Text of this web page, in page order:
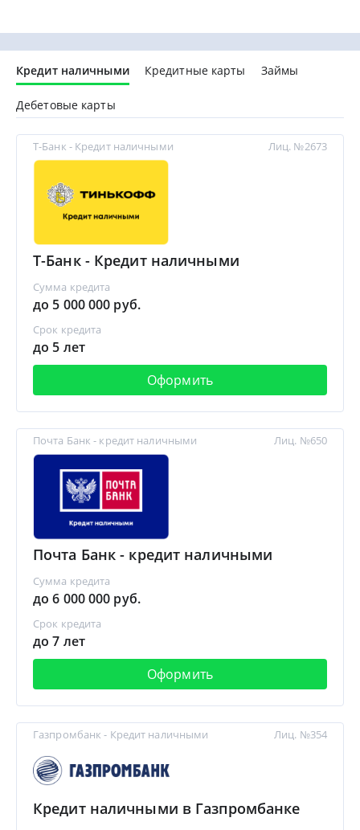
Кредит наличными Кредитные карты Займы
Дебетовые карты
Т-Банк - Кредит наличными
Т-Банк - Кредит наличными
Сумма кредита
до 5 000 000 руб.
Срок кредита
до 5 лет
Оформить
Лиц. №2673
Почта Банк - кредит наличными
Почта Банк - кредит наличными
Сумма кредита
до 6 000 000 руб.
Срок кредита
до 7 лет
Оформить
Лиц. №650
Газпромбанк - Кредит наличными
Кредит наличными в Газпромбанке
Лиц. №354